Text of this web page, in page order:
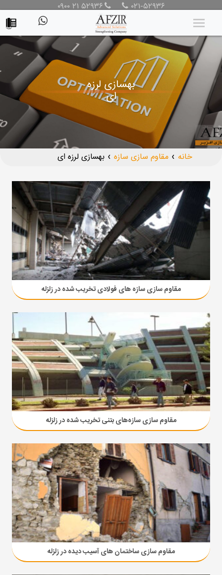
۰۲۱-۵۲۹۳۶ ۰۹۰۰ ۲۱ ۵۲۹۳۶
بهسازی لرزه
ای
خانه ❯ مقاوم سازی سازه ❯ بهسازی لرزه ای
مقاوم‌ سازی سازه های فولادی تخریب شده در زلزله
مقاوم‌ سازی سازه‌های بتنی تخریب شده در زلزله
مقاوم سازی ساختمان های آسیب دیده در زلزله